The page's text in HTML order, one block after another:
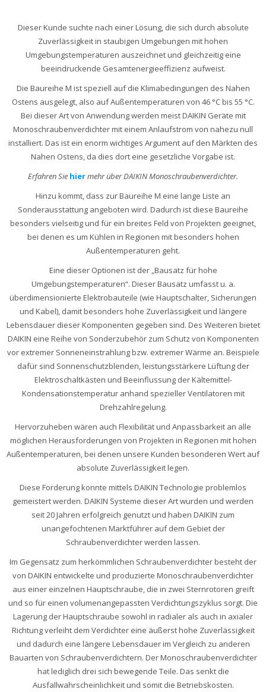
Dieser Kunde suchte nach einer Lösung, die sich durch absolute
Zuverlässigkeit in staubigen Umgebungen mit hohen
Umgebungstemperaturen auszeichnet und gleichzeitig eine
beeindruckende Gesamtenergieeffizienz aufweist.
Die Baureihe M ist speziell auf die Klimabedingungen des Nahen
Ostens ausgelegt, also auf Außentemperaturen von 46 °C bis 55 °C.
Bei dieser Art von Anwendung werden meist DAIKIN Geräte mit
Monoschraubenverdichter mit einem Anlaufstrom von nahezu null
installiert. Das ist ein enorm wichtiges Argument auf den Märkten des
Nahen Ostens, da dies dort eine gesetzliche Vorgabe ist.
Erfahren Sie hiermehr über DAIKIN Monoschraubenverdichter.
Hinzu kommt, dass zur Baureihe M eine lange Liste an
Sonderausstattung angeboten wird. Dadurch ist diese Baureihe
besonders vielseitig und für ein breites Feld von Projekten geeignet,
bei denen es um Kühlen in Regionen mit besonders hohen
Außentemperaturen geht.
Eine dieser Optionen ist der „Bausatz für hohe
Umgebungstemperaturen“. Dieser Bausatz umfasst u. a.
überdimensionierte Elektrobauteile (wie Hauptschalter, Sicherungen
und Kabel), damit besonders hohe Zuverlässigkeit und längere
Lebensdauer dieser Komponenten gegeben sind. Des Weiteren bietet
DAIKIN eine Reihe von Sonderzubehör zum Schutz von Komponenten
vor extremer Sonneneinstrahlung bzw. extremer Wärme an. Beispiele
dafür sind Sonnenschutzblenden, leistungsstärkere Lüftung der
Elektroschaltkästen und Beeinflussung der Kältemittel-
Kondensationstemperatur anhand spezieller Ventilatoren mit
Drehzahlregelung.
Hervorzuheben wären auch Flexibilität und Anpassbarkeit an alle
möglichen Herausforderungen von Projekten in Regionen mit hohen
Außentemperaturen, bei denen unsere Kunden besonderen Wert auf
absolute Zuverlässigkeit legen.
Diese Forderung konnte mittels DAIKIN Technologie problemlos
gemeistert werden. DAIKIN Systeme dieser Art wurden und werden
seit 20 Jahren erfolgreich genutzt und haben DAIKIN zum
unangefochtenen Marktführer auf dem Gebiet der
Schraubenverdichter werden lassen.
Im Gegensatz zum herkömmlichen Schraubenverdichter besteht der
von DAIKIN entwickelte und produzierte Monoschraubenverdichter
aus einer einzelnen Hauptschraube, die in zwei Sternrotoren greift
und so für einen volumenangepassten Verdichtungszyklus sorgt. Die
Lagerung der Hauptschraube sowohl in radialer als auch in axialer
Richtung verleiht dem Verdichter eine äußerst hohe Zuverlässigkeit
und dadurch eine längere Lebensdauer im Vergleich zu anderen
Bauarten von Schraubenverdichtern. Der Monoschraubenverdichter
hat lediglich drei sich bewegende Teile. Das senkt die
Ausfallwahrscheinlichkeit und somit die Betriebskosten.